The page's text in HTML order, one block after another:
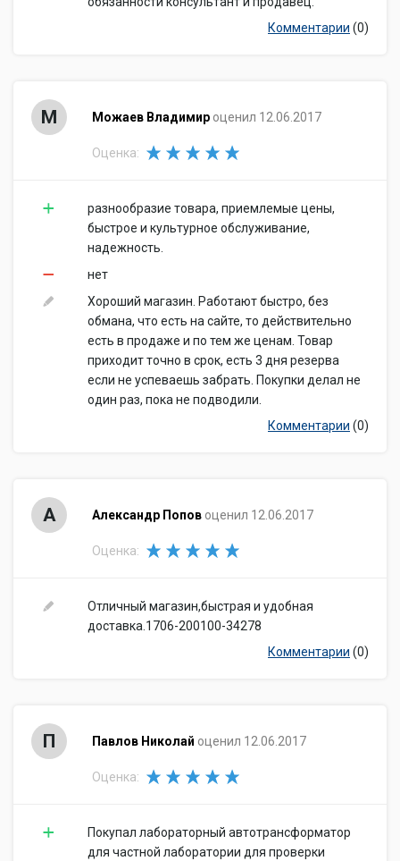
Комментарии (0)
М Можаев Владимир оценил 12.06.2017
Оценка:
разнообразие товара, приемлемые цены,
быстрое и культурное обслуживание,
надежность.
нет
Хороший магазин. Работают быстро, без
обмана, что есть на сайте, то действительно
есть в продаже и по тем же ценам. Товар
приходит точно в срок, есть 3 дня резерва
если не успеваешь забрать. Покупки делал не
один раз, пока не подводили.
Комментарии (0)
А Александр Попов оценил 12.06.2017
Оценка:
Отличный магазин,быстрая и удобная
доставка.1706-200100-34278
Комментарии (0)
П Павлов Николай оценил 12.06.2017
Оценка:
Покупал лабораторный автотрансформатор
для частной лаборатории для проверки